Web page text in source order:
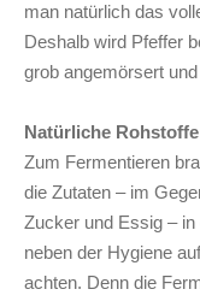
man natürlich das
Deshalb wird Pfeffer
grob angemörsert
Natürliche
Zum Fermentieren
die Zutaten – im
Zucker und Essig –
neben der Hygiene
achten. Denn die